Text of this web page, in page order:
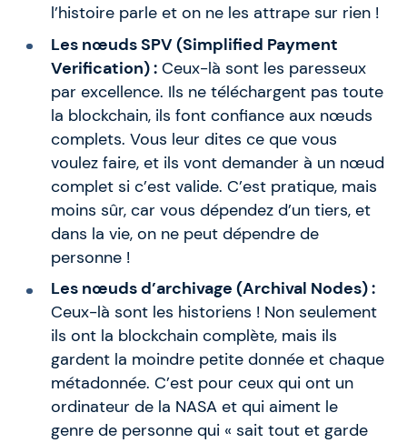
l’histoire parle et on ne les attrape sur rien !
Les nœuds SPV (Simplified Payment
Verification) :Ceux-là sont les paresseux
par excellence. Ils ne téléchargent pas toute
la blockchain, ils font confiance aux nœuds
complets. Vous leur dites ce que vous
voulez faire, et ils vont demander à un nœud
complet si c’est valide. C’est pratique, mais
moins sûr, car vous dépendez d’un tiers, et
dans la vie, on ne peut dépendre de
personne !
Les nœuds d’archivage (Archival Nodes) :
Ceux-là sont les historiens ! Non seulement
ils ont la blockchain complète, mais ils
gardent la moindre petite donnée et chaque
métadonnée. C’est pour ceux qui ont un
ordinateur de la NASA et qui aiment le
genre de personne qui « sait tout et garde